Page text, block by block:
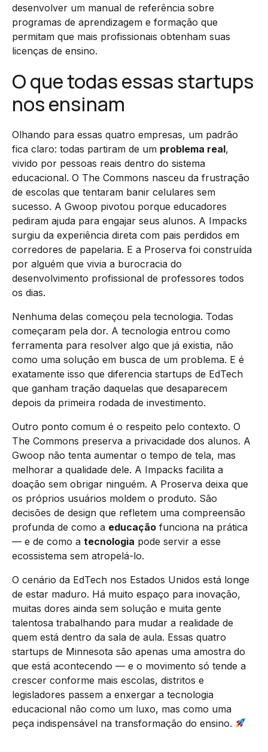
desenvolver um manual de referência sobre
programas de aprendizagem e formação que
permitam que mais profissionais obtenham suas
licenças de ensino.
O que todas essas startups
nos ensinam
Olhando para essas quatro empresas, um padrão
fica claro: todas partiram de um problema real,
vivido por pessoas reais dentro do sistema
educacional. O The Commons nasceu da frustração
de escolas que tentaram banir celulares sem
sucesso. A Gwoop pivotou porque educadores
pediram ajuda para engajar seus alunos. A Impacks
surgiu da experiência direta com pais perdidos em
corredores de papelaria. E a Proserva foi construída
por alguém que vivia a burocracia do
desenvolvimento profissional de professores todos
os dias.
Nenhuma delas começou pela tecnologia. Todas
começaram pela dor. A tecnologia entrou como
ferramenta para resolver algo que já existia, não
como uma solução em busca de um problema. E é
exatamente isso que diferencia startups de EdTech
que ganham tração daquelas que desaparecem
depois da primeira rodada de investimento.
Outro ponto comum é o respeito pelo contexto. O
The Commons preserva a privacidade dos alunos. A
Gwoop não tenta aumentar o tempo de tela, mas
melhorar a qualidade dele. A Impacks facilita a
doação sem obrigar ninguém. A Proserva deixa que
os próprios usuários moldem o produto. São
decisões de design que refletem uma compreensão
profunda de como a educação funciona na prática
— e de como a tecnologia pode servir a esse
ecossistema sem atropelá-lo.
O cenário da EdTech nos Estados Unidos está longe
de estar maduro. Há muito espaço para inovação,
muitas dores ainda sem solução e muita gente
talentosa trabalhando para mudar a realidade de
quem está dentro da sala de aula. Essas quatro
startups de Minnesota são apenas uma amostra do
que está acontecendo — e o movimento só tende a
crescer conforme mais escolas, distritos e
legisladores passem a enxergar a tecnologia
educacional não como um luxo, mas como uma
peça indispensável na transformação do ensino.